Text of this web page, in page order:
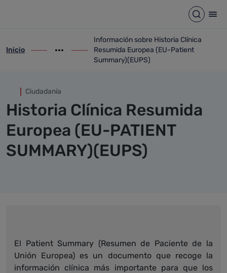
Información sobre HistoriaAbrir
ir-a inicio
Inicio
Mostrar opciones del camino de migas
ir-a Información sobre Historia Clínica
Información sobre Historia Clínica
Resumida Europea (EU-Patient
Summary)(EUPS)
Ciudadanía
Historia Clínica Resumida
Europea (EU-PATIENT
SUMMARY)(EUPS)
El Patient Summary (Resumen de Paciente de la
Unión Europea) es un documento que recoge la
información clínica más importante para que los